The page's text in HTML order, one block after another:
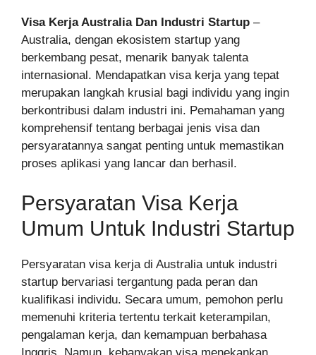
Visa Kerja Australia Dan Industri Startup –
Australia, dengan ekosistem startup yang
berkembang pesat, menarik banyak talenta
internasional. Mendapatkan visa kerja yang tepat
merupakan langkah krusial bagi individu yang ingin
berkontribusi dalam industri ini. Pemahaman yang
komprehensif tentang berbagai jenis visa dan
persyaratannya sangat penting untuk memastikan
proses aplikasi yang lancar dan berhasil.
Persyaratan Visa Kerja
Umum Untuk Industri Startup
Persyaratan visa kerja di Australia untuk industri
startup bervariasi tergantung pada peran dan
kualifikasi individu. Secara umum, pemohon perlu
memenuhi kriteria tertentu terkait keterampilan,
pengalaman kerja, dan kemampuan berbahasa
Inggris. Namun, kebanyakan visa menekankan